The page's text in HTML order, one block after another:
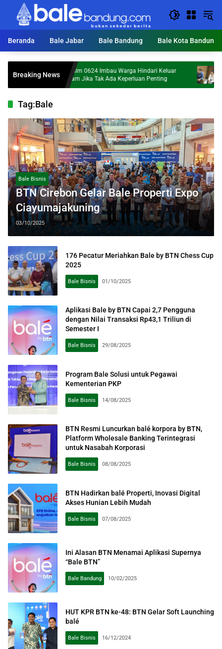
Langsung
konten
Beranda
Bale Jabar Bale Bandung Bale Kota Bandung
Breaking NewsDandim 0624 Imbau Warga Hindari Keluar
Malam Jika Tak Ada Keperluan Penting
Hailuki:
Tag:Bale
Bale Bisnis
BTN Cirebon Gelar Bale Properti Expo
Ciayumajakuning
03/10/2025
176 Pecatur Meriahkan Bale by BTN Chess Cup
2025
Bale Bisnis 01/10/2025
Aplikasi Bale by BTN Capai 2,7 Pengguna
dengan Nilai Transaksi Rp43,1 Triliun di
Semester I
Bale Bisnis 29/08/2025
Program Bale Solusi untuk Pegawai
Kementerian PKP
Bale Bisnis 14/08/2025
BTN Resmi Luncurkan balé korpora by BTN,
Platform Wholesale Banking Terintegrasi
untuk Nasabah Korporasi
Bale Bisnis 08/08/2025
BTN Hadirkan balé Properti, Inovasi Digital
Akses Hunian Lebih Mudah
Bale Bisnis 07/08/2025
Ini Alasan BTN Menamai Aplikasi Supernya
“Bale BTN”
Bale Bandung 10/02/2025
HUT KPR BTN ke-48: BTN Gelar Soft Launching
balé
Bale Bisnis 16/12/2024